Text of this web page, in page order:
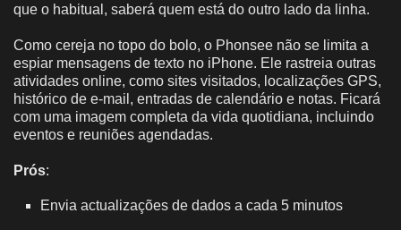
que o habitual, saberá quem está do outro lado da linha.
Como cereja no topo do bolo, o Phonsee não se limita a
espiar mensagens de texto no iPhone. Ele rastreia outras
atividades online, como sites visitados, localizações GPS,
histórico de e-mail, entradas de calendário e notas. Ficará
com uma imagem completa da vida quotidiana, incluindo
eventos e reuniões agendadas.
Prós:
Envia actualizações de dados a cada 5 minutos